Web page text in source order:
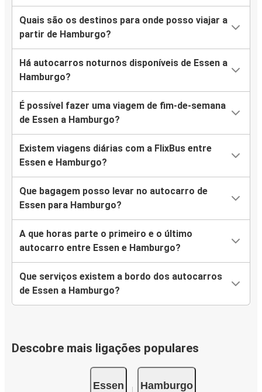
Quais são os destinos para onde posso viajar a
partir de Hamburgo?
Há autocarros noturnos disponíveis de Essen a
Hamburgo?
É possível fazer uma viagem de fim-de-semana
de Essen a Hamburgo?
Existem viagens diárias com a FlixBus entre
Essen e Hamburgo?
Que bagagem posso levar no autocarro de
Essen para Hamburgo?
A que horas parte o primeiro e o último
autocarro entre Essen e Hamburgo?
Que serviços existem a bordo dos autocarros
de Essen a Hamburgo?
Descobre mais ligações populares
Essen Hamburgo